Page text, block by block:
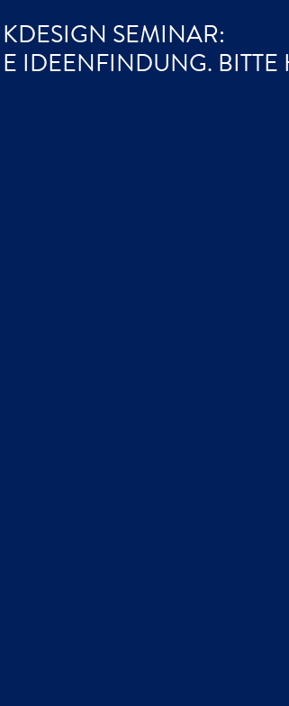
SEMINAR:
IDEENFINDUNG. BITTE